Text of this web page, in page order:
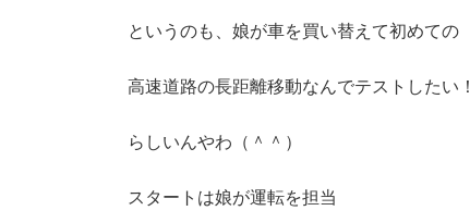
というのも、娘が車を買い替えて初めての
高速道路の長距離移動なんでテストしたい！
らしいんやわ（＾＾）
スタートは娘が運転を担当